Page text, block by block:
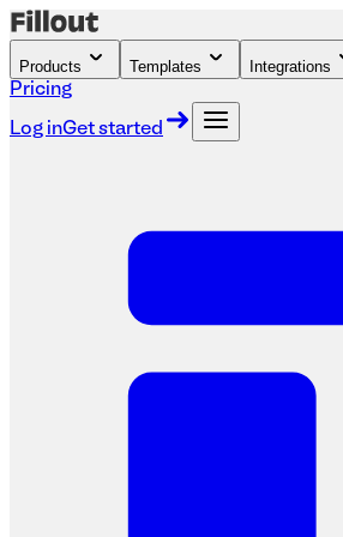
Products Templates Integrations
Pricing
Log inGet started